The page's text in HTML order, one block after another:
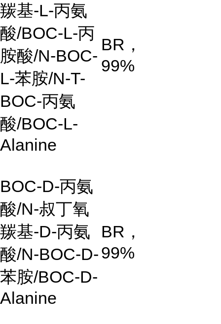
羰基-L-丙氨
酸/BOC-L-丙
胺酸/N-BOC-
L-苯胺/N-T-
BOC-丙氨
酸/BOC-L-
Alanine
BR ，
99%
BOC-D-丙氨
酸/N-叔丁氧
羰基-D-丙氨
酸/N-BOC-D-
苯胺/BOC-D-
Alanine
BR ，
99%